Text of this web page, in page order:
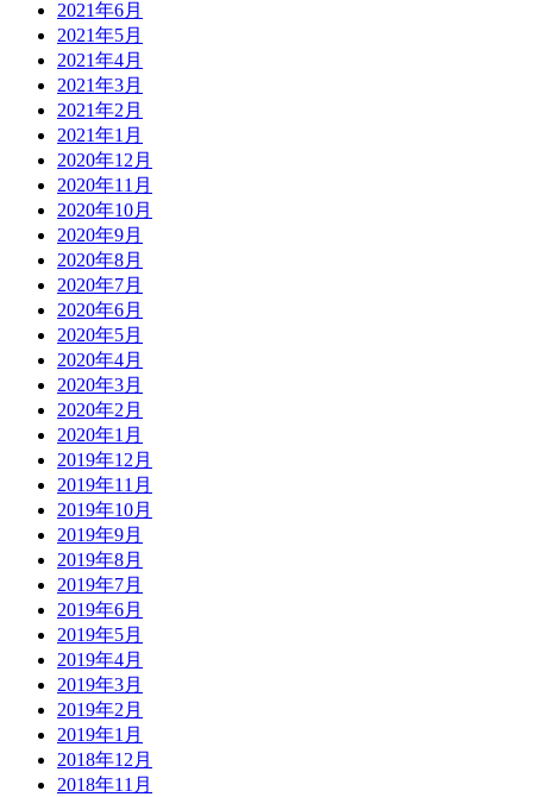
2021年6月
2021年5月
2021年4月
2021年3月
2021年2月
2021年1月
2020年12月
2020年11月
2020年10月
2020年9月
2020年8月
2020年7月
2020年6月
2020年5月
2020年4月
2020年3月
2020年2月
2020年1月
2019年12月
2019年11月
2019年10月
2019年9月
2019年8月
2019年7月
2019年6月
2019年5月
2019年4月
2019年3月
2019年2月
2019年1月
2018年12月
2018年11月